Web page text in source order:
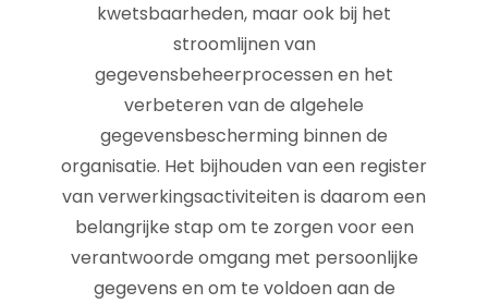
kwetsbaarheden, maar ook bij het
stroomlijnen van
gegevensbeheerprocessen en het
verbeteren van de algehele
gegevensbescherming binnen de
organisatie. Het bijhouden van een register
van verwerkingsactiviteiten is daarom een
belangrijke stap om te zorgen voor een
verantwoorde omgang met persoonlijke
gegevens en om te voldoen aan de